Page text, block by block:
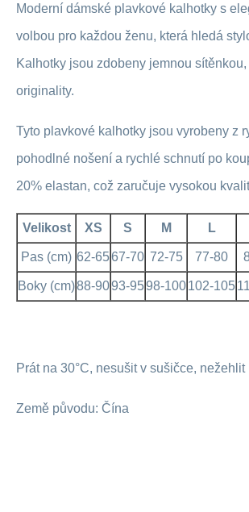
Moderní dámské plavkové kalhotky s
volbou pro každou ženu, která hledá
Kalhotky jsou zdobeny jemnou
originality.
Tyto plavkové kalhotky jsou vyrobeny z
pohodlné nošení a rychlé schnutí po
20% elastan, což zaručuje vysokou
Velikost XS S M L
Pas (cm) 62-6567-70 72-75 77-80
Boky (cm)88-9093-9598-100102-105
Prát na 30°C, nesušit v sušičce, nežehlit
Země původu: Čína